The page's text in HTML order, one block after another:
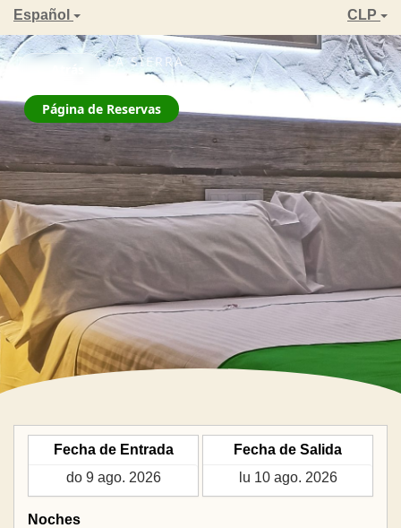
Español CLP
ZAHARA DE LA SIERRA
La Jarana
Página de Reservas
Fecha de Entrada Fecha de Salida
Noches